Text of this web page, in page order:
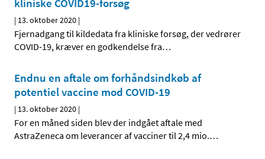
kliniske COVID19-forsøg
| 13. oktober 2020 |
Fjernadgang til kildedata fra kliniske forsøg, der vedrører
COVID-19, kræver en godkendelse fra…
Endnu en aftale om forhåndsindkøb af
potentiel vaccine mod COVID-19
| 13. oktober 2020 |
For en måned siden blev der indgået aftale med
AstraZeneca om leverancer af vacciner til 2,4 mio.…